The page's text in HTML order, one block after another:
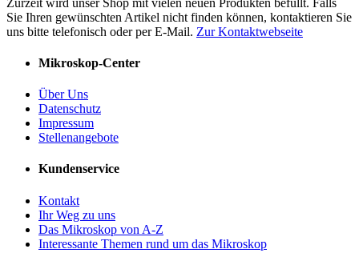
Sie Ihren gewünschten Artikel nicht finden können, kontaktieren Sie
uns bitte telefonisch oder per E-Mail. Zur Kontaktwebseite
Mikroskop-Center
Über Uns
Datenschutz
Impressum
Stellenangebote
Kundenservice
Kontakt
Ihr Weg zu uns
Das Mikroskop von A-Z
Interessante Themen rund um das Mikroskop